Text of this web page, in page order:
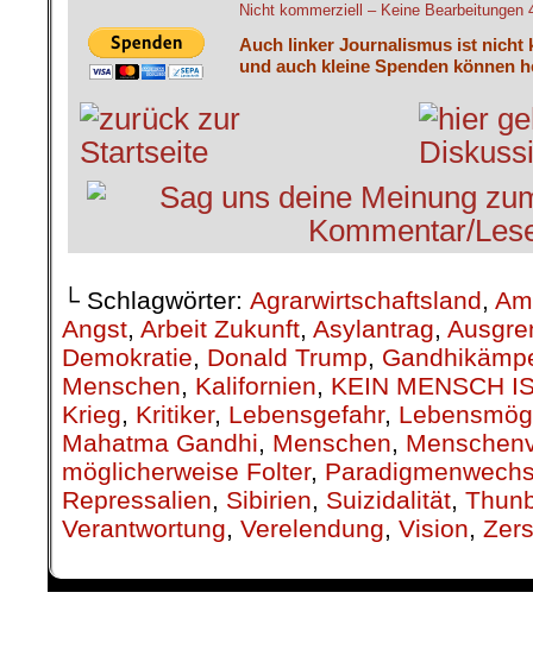
Nicht kommerziell – Keine Bearbeitungen
Auch linker Journalismus ist nicht
und auch kleine Spenden können
└ Schlagwörter: Agrarwirtschaftsland,
Angst, Arbeit Zukunft, Asylantrag,
Demokratie, Donald Trump,
Menschen, Kalifornien, KEIN MENSCH
Krieg, Kritiker, Lebensgefahr,
Mahatma Gandhi, Menschen,
möglicherweise Folter,
Repressalien, Sibirien, Suizidalität,
Verantwortung, Verelendung, Vision,